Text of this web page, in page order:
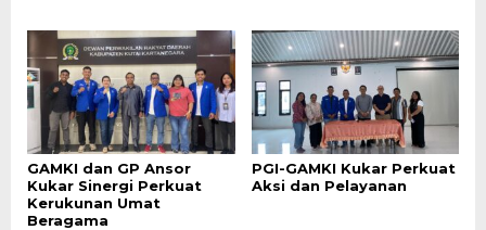
GAMKI dan GP Ansor
Kukar Sinergi Perkuat
Kerukunan Umat
Beragama
PGI-GAMKI Kukar Perkuat
Aksi dan Pelayanan